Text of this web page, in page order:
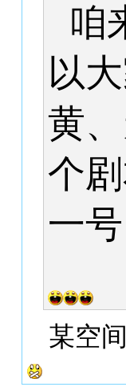
咱
以
黄
个
一号
某空间